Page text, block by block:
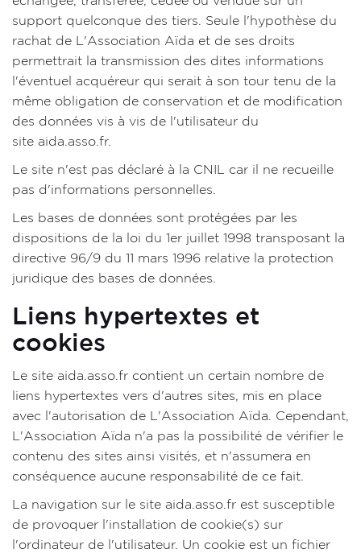
support quelconque des tiers. Seule l'hypothèse du
rachat de L'Association Aïda et de ses droits
permettrait la transmission des dites informations
l'éventuel acquéreur qui serait à son tour tenu de la
même obligation de conservation et de modification
des données vis à vis de l'utilisateur du
site aida.asso.fr.
Le site n'est pas déclaré à la CNIL car il ne recueille
pas d'informations personnelles.
Les bases de données sont protégées par les
dispositions de la loi du 1er juillet 1998 transposant la
directive 96/9 du 11 mars 1996 relative la protection
juridique des bases de données.
Liens hypertextes et
cookies
Le site aida.asso.fr contient un certain nombre de
liens hypertextes vers d'autres sites, mis en place
avec l'autorisation de L'Association Aïda. Cependant,
L'Association Aïda n'a pas la possibilité de vérifier le
contenu des sites ainsi visités, et n'assumera en
conséquence aucune responsabilité de ce fait.
La navigation sur le site aida.asso.fr est susceptible
de provoquer l'installation de cookie(s) sur
l'ordinateur de l'utilisateur. Un cookie est un fichier